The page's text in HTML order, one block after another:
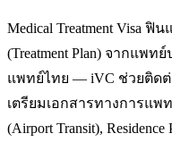
Medical Treatment Visa
(Treatment Plan) จากแพท
แพทย์ไทย — iVC ช่วยติดต่
เตรียมเอกสารทางการแพ
(Airport Transit), Residence